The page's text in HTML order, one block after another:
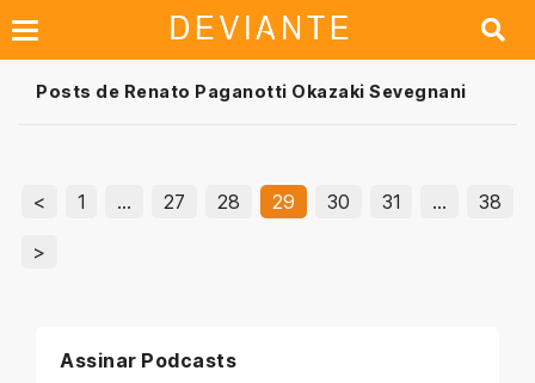
Posts de Renato Paganotti Okazaki Sevegnani
< 1 … 27 28 29 30 31 … 38
>
Assinar Podcasts